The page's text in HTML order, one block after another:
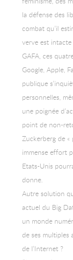
la défense des
combat qu’il
verve est intacte
GAFA, ces
Google, Apple,
publique
personnelles,
une poignée
point de non-
Zuckerberg de
immense effort
Etats-Unis
donne.
Autre solution
actuel du Big
un monde
de ses
de l’Internet ?